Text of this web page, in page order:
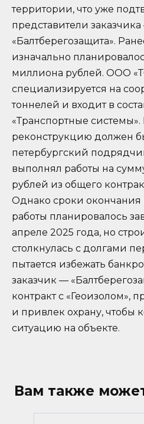
территории, что уже
представители
«Балтберегозащита».
изначально
миллиона рублей. ООО
специализируется на
тоннелей и входит в
«Транспортные
реконструкцию должен
петербургский
выполнял работы на
рублей из общего
Однако сроки окончания
работы планировалось
апреле 2025 года, но
столкнулась с долгами
пытается избежать
заказчик —
контракт с «Геоизолом»,
и привлек охрану, чтобы
ситуацию на объекте.
Вам также